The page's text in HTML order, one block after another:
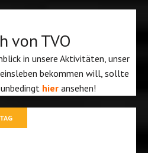
von TVO
in unsere Aktivitäten, unser
bekommen will, sollte
hieransehen!